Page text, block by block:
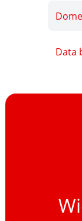
Data